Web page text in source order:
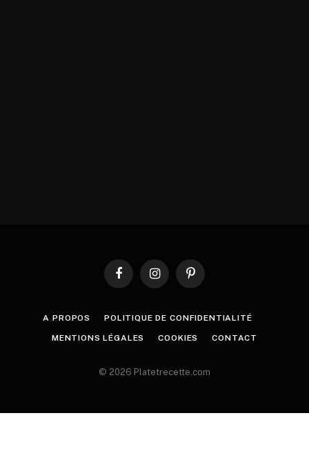
FacebookInstagramPinterest
A PROPOS POLITIQUE DE CONFIDENTIALITÉ
MENTIONS LÉGALES COOKIES CONTACT
© 2026 Platetrecette.com